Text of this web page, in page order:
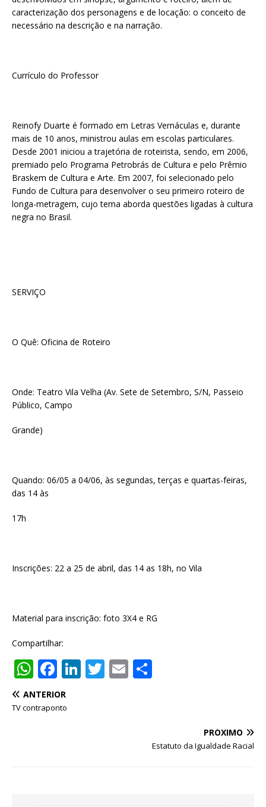
caracterização dos personagens e de locação: o conceito de
necessário na descrição e na narração.
Currículo do Professor
Reinofy Duarte é formado em Letras Vernáculas e, durante
mais de 10 anos, ministrou aulas em escolas particulares.
Desde 2001 iniciou a trajetória de roteirista, sendo, em 2006,
premiado pelo Programa Petrobrás de Cultura e pelo Prêmio
Braskem de Cultura e Arte. Em 2007, foi selecionado pelo
Fundo de Cultura para desenvolver o seu primeiro roteiro de
longa-metragem, cujo tema aborda questões ligadas à cultura
negra no Brasil.
SERVIÇO
O Quê: Oficina de Roteiro
Onde: Teatro Vila Velha (Av. Sete de Setembro, S/N, Passeio
Público, Campo
Grande)
Quando: 06/05 a 04/06, às segundas, terças e quartas-feiras,
das 14 às
17h
Inscrições: 22 a 25 de abril, das 14 as 18h, no Vila
Material para inscrição: foto 3X4 e RG
Compartilhar:
W
h
at
F
a
c
Li T E
ANTERIOR
TV contraponto
PRÓXIMO
Estatuto da Igualdade Racial